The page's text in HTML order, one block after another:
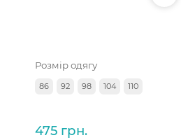
Розмір одягу
86 92 98 104 110
475 грн.